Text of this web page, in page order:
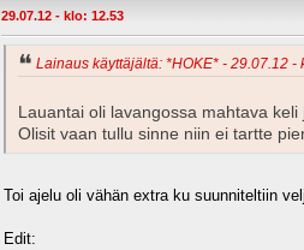
29.07.12 - klo: 12.53
Lainaus käyttäjältä: *HOKE* - 29.07.12 -
Lauantai oli lavangossa mahtava
Olisit vaan tullu sinne niin ei tartte
Toi ajelu oli vähän extra ku suunniteltiin
Edit: